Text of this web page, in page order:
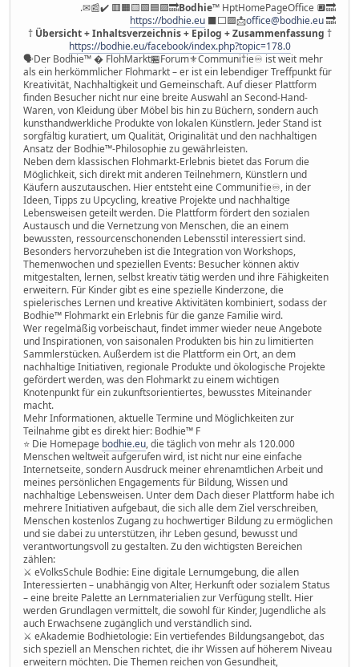
.✉📰✔️ 🟥🟧🟨🟩🟦🟪🔜Bodhie™ HptHomePageOffice 🔲🔜
https://bodhie.eu ⬛️⬜️🟪📩office@bodhie.eu🔜
† Übersicht + Inhaltsverzeichnis + Epilog + Zusammenfassung †
https://bodhie.eu/facebook/index.php?topic=178.0
🗣Der Bodhie™ � FlohMarkt🏪Forum⚜️Communi†ie♾️ ist weit mehr
als ein herkömmlicher Flohmarkt – er ist ein lebendiger Treffpunkt für
Kreativität, Nachhaltigkeit und Gemeinschaft. Auf dieser Plattform
finden Besucher nicht nur eine breite Auswahl an Second-Hand-
Waren, von Kleidung über Möbel bis hin zu Büchern, sondern auch
kunsthandwerkliche Produkte von lokalen Künstlern. Jeder Stand ist
sorgfältig kuratiert, um Qualität, Originalität und den nachhaltigen
Ansatz der Bodhie™-Philosophie zu gewährleisten.
Neben dem klassischen Flohmarkt-Erlebnis bietet das Forum die
Möglichkeit, sich direkt mit anderen Teilnehmern, Künstlern und
Käufern auszutauschen. Hier entsteht eine Communi†ie♾️, in der
Ideen, Tipps zu Upcycling, kreative Projekte und nachhaltige
Lebensweisen geteilt werden. Die Plattform fördert den sozialen
Austausch und die Vernetzung von Menschen, die an einem
bewussten, ressourcenschonenden Lebensstil interessiert sind.
Besonders hervorzuheben ist die Integration von Workshops,
Themenwochen und speziellen Events: Besucher können aktiv
mitgestalten, lernen, selbst kreativ tätig werden und ihre Fähigkeiten
erweitern. Für Kinder gibt es eine spezielle Kinderzone, die
spielerisches Lernen und kreative Aktivitäten kombiniert, sodass der
Bodhie™ Flohmarkt ein Erlebnis für die ganze Familie wird.
Wer regelmäßig vorbeischaut, findet immer wieder neue Angebote
und Inspirationen, von saisonalen Produkten bis hin zu limitierten
Sammlerstücken. Außerdem ist die Plattform ein Ort, an dem
nachhaltige Initiativen, regionale Produkte und ökologische Projekte
gefördert werden, was den Flohmarkt zu einem wichtigen
Knotenpunkt für ein zukunftsorientiertes, bewusstes Miteinander
macht.
Mehr Informationen, aktuelle Termine und Möglichkeiten zur
Teilnahme gibt es direkt hier: Bodhie™ F
⭐️ Die Homepage bodhie.eu, die täglich von mehr als 120.000
Menschen weltweit aufgerufen wird, ist nicht nur eine einfache
Internetseite, sondern Ausdruck meiner ehrenamtlichen Arbeit und
meines persönlichen Engagements für Bildung, Wissen und
nachhaltige Lebensweisen. Unter dem Dach dieser Plattform habe ich
mehrere Initiativen aufgebaut, die sich alle dem Ziel verschreiben,
Menschen kostenlos Zugang zu hochwertiger Bildung zu ermöglichen
und sie dabei zu unterstützen, ihr Leben gesund, bewusst und
verantwortungsvoll zu gestalten. Zu den wichtigsten Bereichen
zählen:
⚔ eVolksSchule Bodhie: Eine digitale Lernumgebung, die allen
Interessierten – unabhängig von Alter, Herkunft oder sozialem Status
– eine breite Palette an Lernmaterialien zur Verfügung stellt. Hier
werden Grundlagen vermittelt, die sowohl für Kinder, Jugendliche als
auch Erwachsene zugänglich und verständlich sind.
⚔ eAkademie Bodhietologie: Ein vertiefendes Bildungsangebot, das
sich speziell an Menschen richtet, die ihr Wissen auf höherem Niveau
erweitern möchten. Die Themen reichen von Gesundheit,